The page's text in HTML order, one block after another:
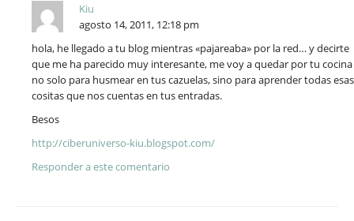
Kiu
agosto 14, 2011, 12:18 pm
hola, he llegado a tu blog mientras «pajareaba» por la red… y decirte
que me ha parecido muy interesante, me voy a quedar por tu cocina
no solo para husmear en tus cazuelas, sino para aprender todas esas
cositas que nos cuentas en tus entradas.
Besos
http://ciberuniverso-kiu.blogspot.com/
Responder a este comentario